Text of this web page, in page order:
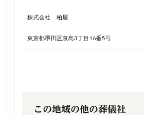
株式会社 柏屋
東京都墨田区京島3丁目16番5号
この地域の他の葬儀社